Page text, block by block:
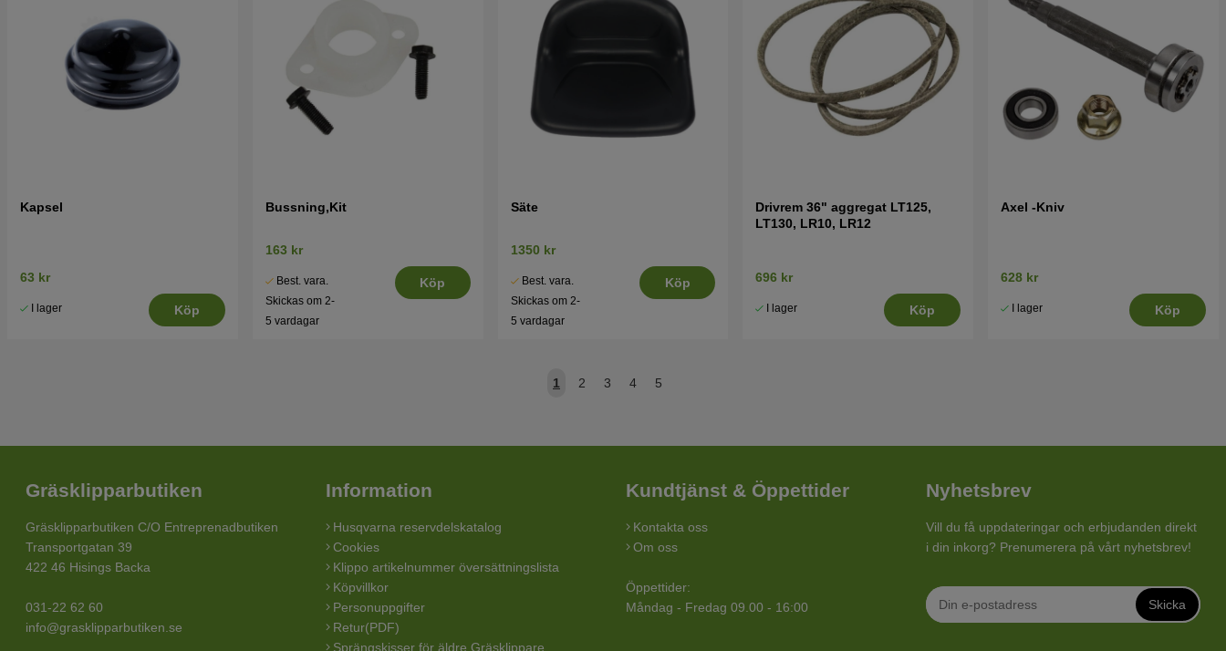
Kapsel
63 kr
I lager Köp
Bussning,Kit
163 kr
Best. vara.
Skickas om 2-
5 vardagar
Köp
Säte
1350 kr
Best. vara.
Skickas om 2-
5 vardagar
Köp
Drivrem 36" aggregat LT125,
LT130, LR10, LR12
696 kr
I lager Köp
Axel -Kniv
628 kr
I lager Köp
1 2 3 4 5
Gräsklipparbutiken
Gräsklipparbutiken C/O Entreprenadbutiken
Transportgatan 39
422 46 Hisings Backa
031-22 62 60
info@grasklipparbutiken.se
Information
Husqvarna reservdelskatalog
Cookies
Klippo artikelnummer översättningslista
Köpvillkor
Personuppgifter
Retur(PDF)
Sprängskisser för äldre Gräsklippare
Kundtjänst & Öppettider
Kontakta oss
Om oss
Öppettider:
Måndag - Fredag 09.00 - 16:00
Nyhetsbrev
Vill du få uppdateringar och erbjudanden direkt
i din inkorg? Prenumerera på vårt nyhetsbrev!
Skicka